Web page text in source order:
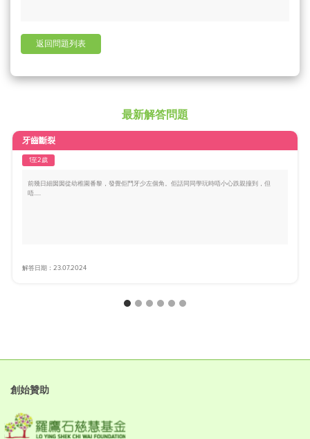
返回問題列表
最新解答問題
牙齒斷裂
1至2歲
前幾日細囡囡從幼稚園番黎，發覺佢門牙少左個角。佢話同同學玩時唔小心跌親撞到，但
唔.....
解答日期：23.07.2024
創始贊助